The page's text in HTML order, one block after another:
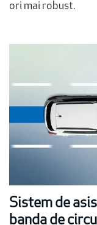
ori mai robust.
Sistem de
banda de